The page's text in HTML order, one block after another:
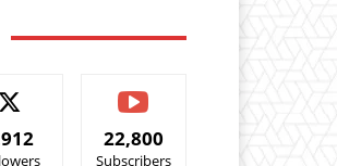
22,800
Subscribers